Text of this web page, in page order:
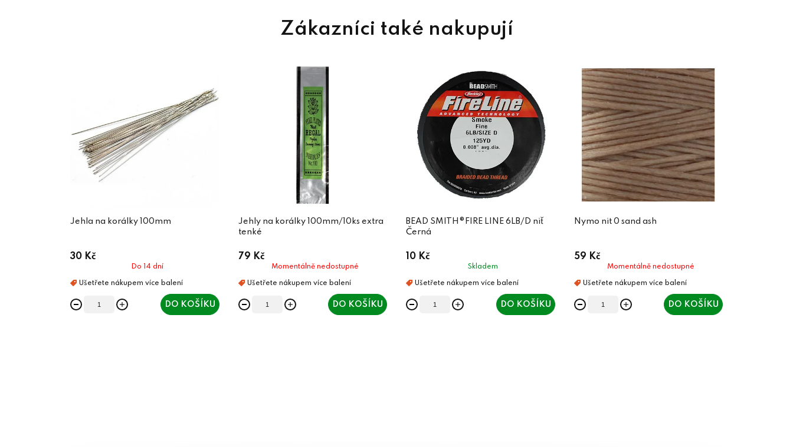
Jehla na korálky 100mm
30 Kč
Do 14 dní
DO KOŠÍKU
Jehly na korálky 100mm/10ks extra
tenké
79 Kč
Momentálně nedostupné
DO KOŠÍKU
BEAD SMITH®FIRE LINE 6LB/D niť
Černá
10 Kč
Skladem
DO KOŠÍKU
Nymo nit 0 sand ash
59 Kč
Momentálně nedostupné
DO KOŠÍKU